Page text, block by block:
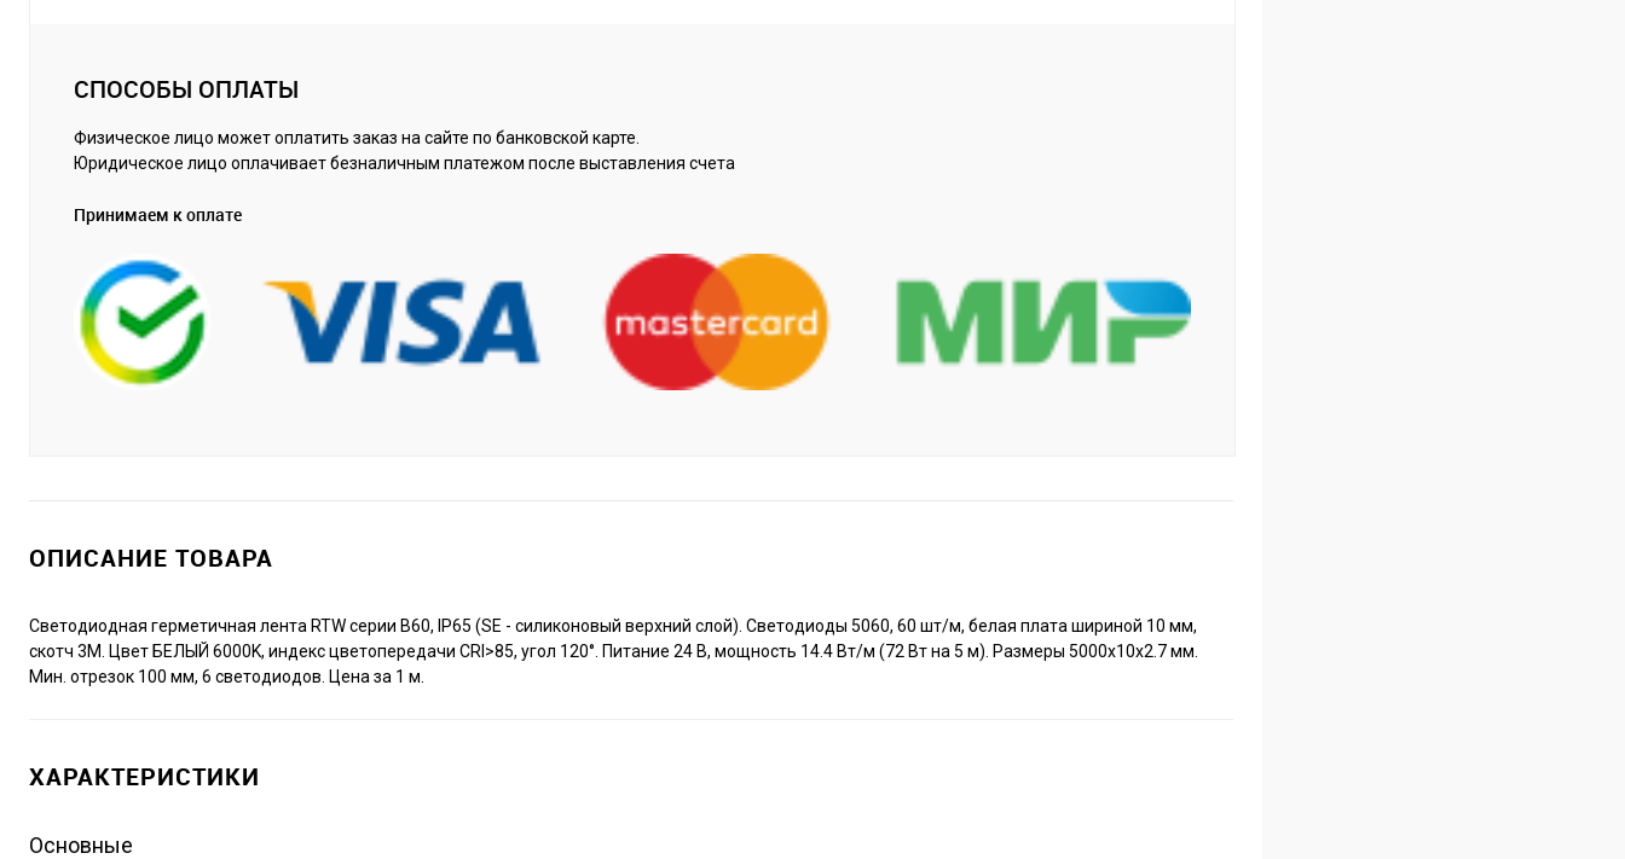
СПОСОБЫ ОПЛАТЫ
Физическое лицо может оплатить заказ на сайте по банковской карте.
Юридическое лицо оплачивает безналичным платежом после выставления счета
Принимаем к оплате
ОПИСАНИЕ ТОВАРА
Светодиодная герметичная лента RTW серии B60, IP65 (SE - силиконовый верхний слой). Светодиоды 5060, 60 шт/м, белая плата шириной 10 мм,
скотч 3M. Цвет БЕЛЫЙ 6000K, индекс цветопередачи CRI>85, угол 120°. Питание 24 В, мощность 14.4 Вт/м (72 Вт на 5 м). Размеры 5000x10x2.7 мм.
Мин. отрезок 100 мм, 6 светодиодов. Цена за 1 м.
ХАРАКТЕРИСТИКИ
Основные